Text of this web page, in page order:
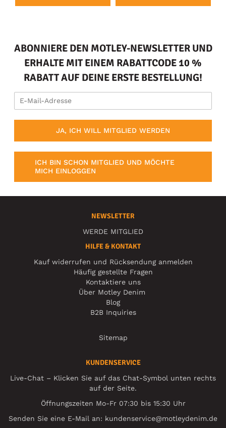
ABONNIERE DEN MOTLEY-NEWSLETTER UND
ERHALTE MIT EINEM RABATTCODE 10 %
RABATT AUF DEINE ERSTE BESTELLUNG!
JA, ICH WILL MITGLIED WERDEN
ICH BIN SCHON MITGLIED UND MÖCHTE
MICH EINLOGGEN
NEWSLETTER
WERDE MITGLIED
HILFE & KONTAKT
Kauf widerrufen und Rücksendung anmelden
Häufig gestellte Fragen
Kontaktiere uns
Über Motley Denim
Blog
B2B Inquiries
Sitemap
KUNDENSERVICE
Live-Chat – Klicken Sie auf das Chat-Symbol unten rechts
auf der Seite.
Öffnungszeiten Mo-Fr 07:30 bis 15:30 Uhr
Senden Sie eine E-Mail an: kundenservice@motleydenim.de